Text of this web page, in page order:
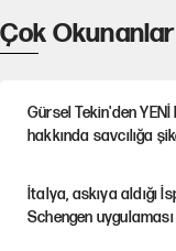
Çok Okunanlar
Gürsel Tekin'den YENİ
hakkında savcılığa
İtalya, askıya aldığı
Schengen